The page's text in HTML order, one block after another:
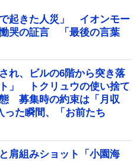
で起きた人災」 イオンモー
哭の証言 「最後の言葉
れ、ビルの6階から突き落
」 トクリュウの使い捨て
募集時の約束は「月収
った瞬間、「お前たち
肩組みショット「小園海